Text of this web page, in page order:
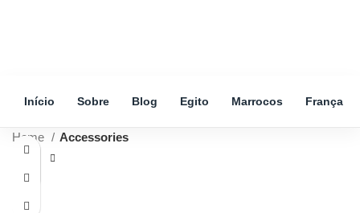
Início Sobre Blog Egito Marrocos França
Home Accessories
Hot